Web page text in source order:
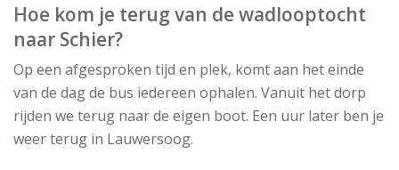
Hoe kom je terug van de wadlooptocht
naar Schier?
Op een afgesproken tijd en plek, komt aan het einde
van de dag de bus iedereen ophalen. Vanuit het dorp
rijden we terug naar de eigen boot. Een uur later ben je
weer terug in Lauwersoog.